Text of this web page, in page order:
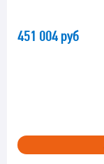
451 004 руб